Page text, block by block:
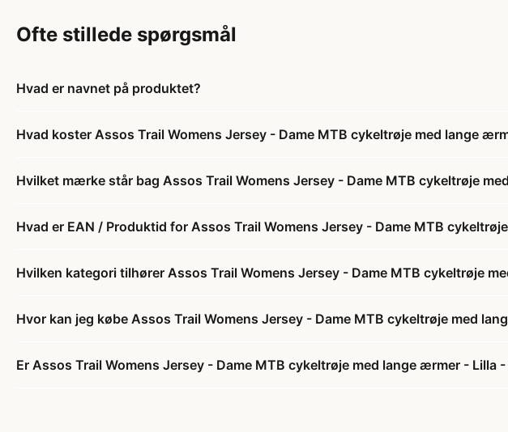
Ofte stillede spørgsmål
Hvad er navnet på produktet?
Hvad koster Assos Trail Womens Jersey - Dame MTB cykeltrøje med lange
Hvilket mærke står bag Assos Trail Womens Jersey - Dame MTB cykeltrøje
Hvad er EAN / Produktid for Assos Trail Womens Jersey - Dame MTB
Hvilken kategori tilhører Assos Trail Womens Jersey - Dame MTB cykeltrøje
Hvor kan jeg købe Assos Trail Womens Jersey - Dame MTB cykeltrøje med
Er Assos Trail Womens Jersey - Dame MTB cykeltrøje med lange ærmer - Lilla